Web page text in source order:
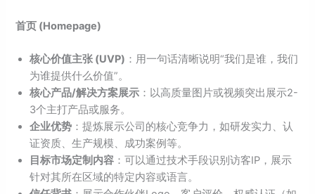
首页 (Homepage)
核心价值主张 (UVP) ：用一句话清晰说明“我们是谁，我们
为谁提供什么价值”。
核心产品/解决方案展示 ：以高质量图片或视频突出展示2-
3个主打产品或服务。
企业优势 ：提炼展示公司的核心竞争力，如研发实力、认
证资质、生产规模、成功案例等。
目标市场定制内容 ：可以通过技术手段识别访客IP，展示
针对其所在区域的特定内容或语言。